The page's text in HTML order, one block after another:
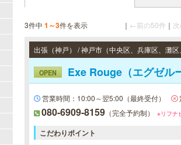
3件中 1～3件を表示 ｜ ←前の50件 ｜
OPEN Exe Rouge（エグゼル
営業時間：10:00～翌5:00（最終受付）
080-6909-8159 （完全予約制） ※リフナ
こだわりポイント